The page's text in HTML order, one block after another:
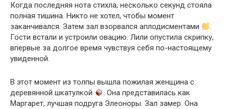
Когда последняя нота стихла, несколько секунд стояла
полная тишина. Никто не хотел, чтобы момент
заканчивался. Затем зал взорвался аплодисментами
.
Гости встали и устроили овацию. Лили опустила скрипку,
впервые за долгое время чувствуя себя по-настоящему
увиденной.
В этот момент из толпы вышла пожилая женщина с
деревянной шкатулкой
. Она представилась как
Маргарет, лучшая подруга Элеоноры. Зал замер. Она